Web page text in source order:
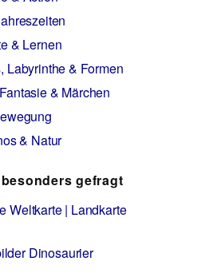
& Lernen
Labyrinthe & Formen
& Märchen
& Natur
besonders gefragt
Weltkarte | Landkarte
Dinosaurier